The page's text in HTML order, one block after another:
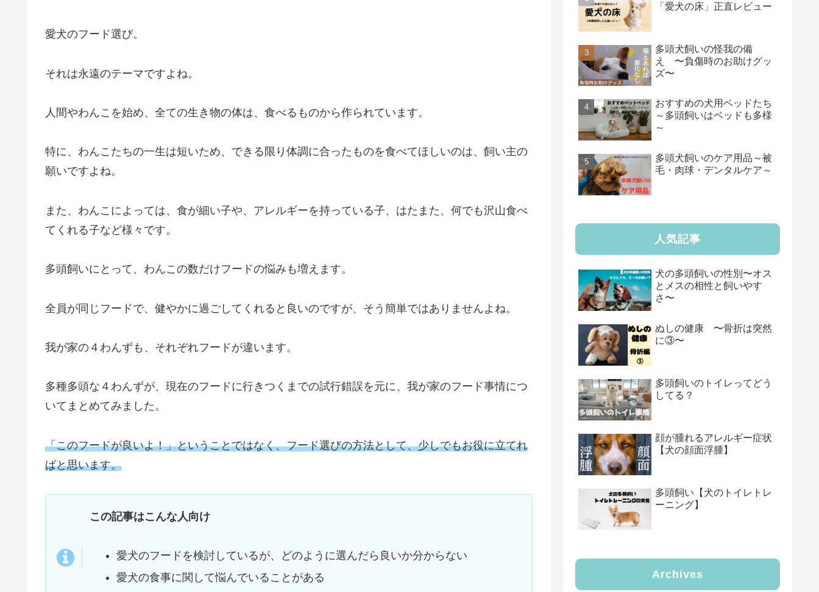
愛犬のフード選び。
それは永遠のテーマですよね。
人間やわんこを始め、全ての生き物の体は、食べるものから作られています。
特に、わんこたちの一生は短いため、できる限り体調に合ったものを食べてほしいのは、飼い主の
願いですよね。
また、わんこによっては、食が細い子や、アレルギーを持っている子、はたまた、何でも沢山食べ
てくれる子など様々です。
多頭飼いにとって、わんこの数だけフードの悩みも増えます。
全員が同じフードで、健やかに過ごしてくれると良いのですが、そう簡単ではありませんよね。
我が家の４わんずも、それぞれフードが違います。
多種多頭な４わんずが、現在のフードに行きつくまでの試行錯誤を元に、我が家のフード事情につ
いてまとめてみました。
「このフードが良いよ！」ということではなく、フード選びの方法として、少しでもお役に立てれ
ばと思います。
この記事はこんな人向け
愛犬のフードを検討しているが、どのように選んだら良いか分からない
愛犬の食事に関して悩んでいることがある
「愛犬の床」正直レビュー
多頭犬飼いの怪我の備
え 〜負傷時のお助けグッ
ズ〜
おすすめの犬用ベッドたち
～多頭飼いはベッドも多様
～
多頭犬飼いのケア用品～被
毛・肉球・デンタルケア～
人気記事
犬の多頭飼いの性別〜オス
とメスの相性と飼いやす
さ〜
ぬしの健康 〜骨折は突然
に③〜
多頭飼いのトイレってどう
してる？
顔が腫れるアレルギー症状
【犬の顔面浮腫】
多頭飼い【犬のトイレトレ
ーニング】
Archives